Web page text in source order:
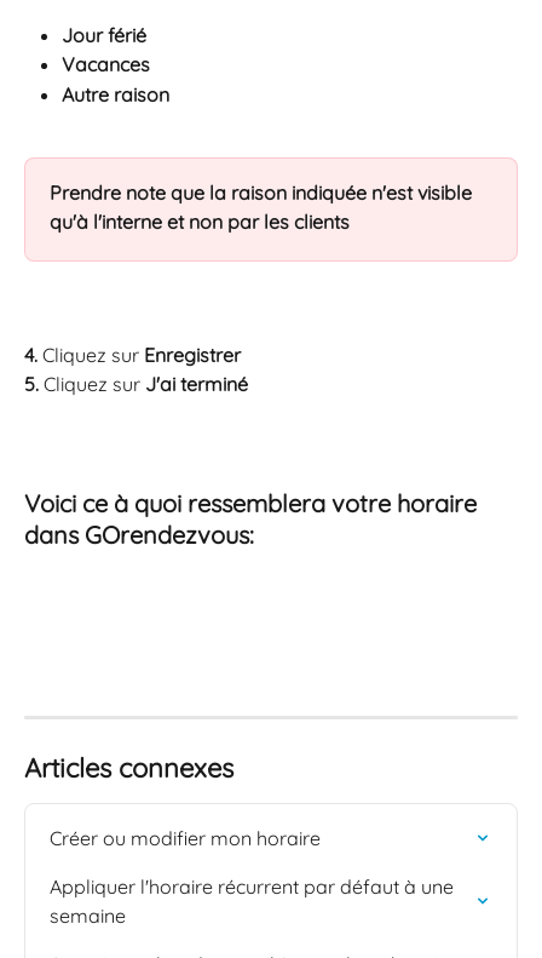
Jour férié
Vacances
Autre raison
Prendre note que la raison indiquée n'est visible
qu'à l'interne et non par les clients
4. Cliquez sur Enregistrer
5. Cliquez sur J'ai terminé
Voici ce à quoi ressemblera votre horaire
dans GOrendezvous:
Articles connexes
Créer ou modifier mon horaire
Appliquer l'horaire récurrent par défaut à une
semaine